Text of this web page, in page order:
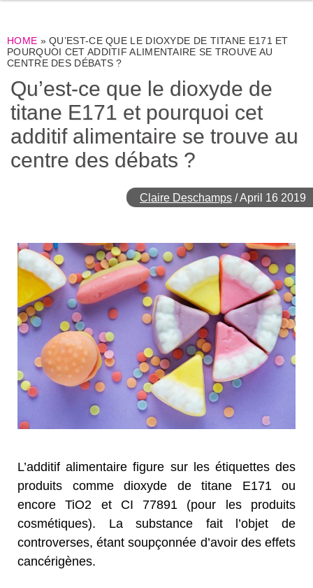
HOME »QU’EST-CE QUE LE DIOXYDE DE TITANE E171 ET
POURQUOI CET ADDITIF ALIMENTAIRE SE TROUVE AU
CENTRE DES DÉBATS ?
Qu’est-ce que le dioxyde de
titane E171 et pourquoi cet
additif alimentaire se trouve au
centre des débats ?
Claire Deschamps /April 16 2019
L’additif alimentaire figure sur les étiquettes des
produits comme dioxyde de titane E171 ou
encore TiO2 et CI 77891 (pour les produits
cosmétiques). La substance fait l’objet de
controverses, étant soupçonnée d’avoir des effets
cancérigènes.